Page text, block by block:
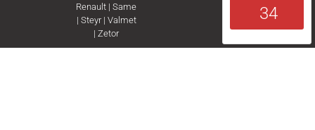
Renault |Same
| Steyr| Valmet
|Zetor
34